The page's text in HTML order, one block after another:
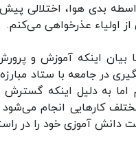
بدی هوا، اختلالی
اولیاء عذرخواهی می‌کنم.
اینکه آموزش و
در جامعه با ستاد
به دلیل اینکه گسترش
کارهایی انجام
دانش آموزی خود را در